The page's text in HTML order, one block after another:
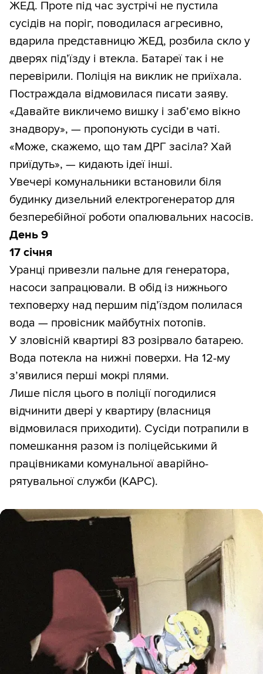
ЖЕД. Проте під час зустрічі не пустила
сусідів на поріг, поводилася агресивно,
вдарила представницю ЖЕД, розбила скло у
дверях під’їзду і втекла. Батареї так і не
перевірили. Поліція на виклик не приїхала.
Постраждала відмовилася писати заяву.
«Давайте викличемо вишку і заб’ємо вікно
знадвору», — пропонують сусіди в чаті.
«Може, скажемо, що там ДРГ засіла? Хай
приїдуть», — кидають ідеї інші.
Увечері комунальники встановили біля
будинку дизельний електрогенератор для
безперебійної роботи опалювальних насосів.
День 9
17 січня
Уранці привезли пальне для генератора,
насоси запрацювали. В обід із нижнього
техповерху над першим під’їздом полилася
вода — провісник майбутніх потопів.
У зловісній квартирі 83 розірвало батарею.
Вода потекла на нижні поверхи. На 12-му
з’явилися перші мокрі плями.
Лише після цього в поліції погодилися
відчинити двері у квартиру (власниця
відмовилася приходити). Сусіди потрапили в
помешкання разом із поліцейськими й
працівниками комунальної аварійно-
рятувальної служби (КАРС).